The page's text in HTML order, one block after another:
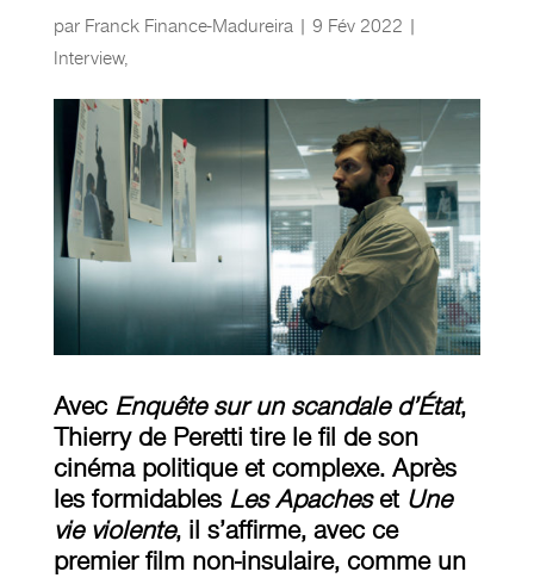
par Franck Finance-Madureira| 9 Fév 2022 |
Interview,
Avec Enquête sur un scandale d’État,
Thierry de Peretti tire le fil de son
cinéma politique et complexe. Après
les formidables Les Apacheset Une
vie violente, il s’affirme, avec ce
premier film non-insulaire, comme un